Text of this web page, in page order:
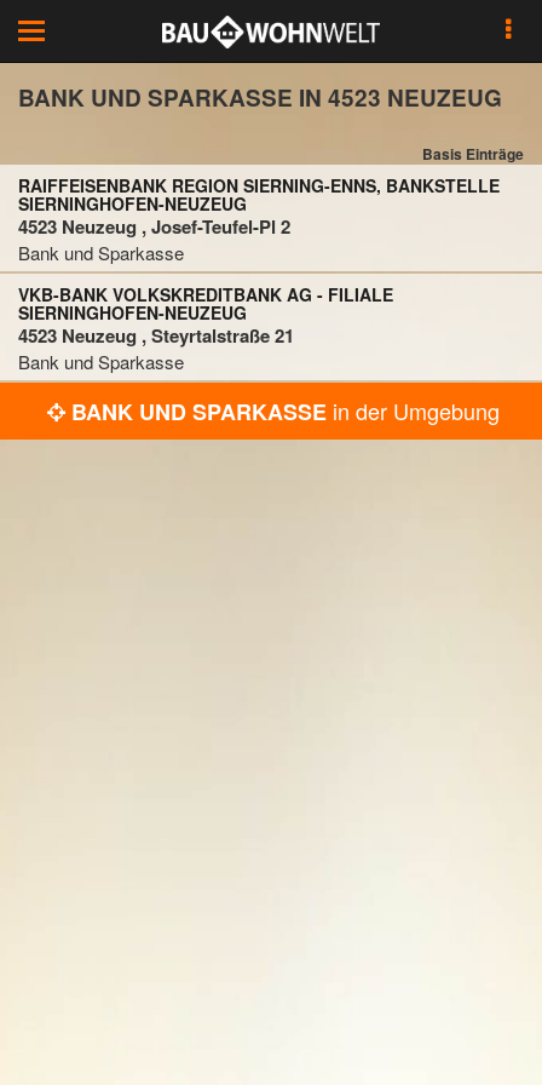
Toggle
navigation
BANK UND SPARKASSE IN 4523 NEUZEUG
Basis Einträge
RAIFFEISENBANK REGION SIERNING-ENNS, BANKSTELLE
SIERNINGHOFEN-NEUZEUG
4523 Neuzeug , Josef-Teufel-Pl 2
Bank und Sparkasse
VKB-BANK VOLKSKREDITBANK AG - FILIALE
SIERNINGHOFEN-NEUZEUG
4523 Neuzeug , Steyrtalstraße 21
Bank und Sparkasse
BANK UND SPARKASSE in der Umgebung